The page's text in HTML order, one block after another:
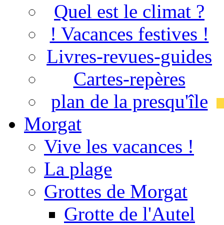
Quel est le climat ?
! Vacances festives !
Livres-revues-guides
Cartes-repères
plan de la presqu'île
Morgat
Vive les vacances !
La plage
Grottes de Morgat
Grotte de l'Autel